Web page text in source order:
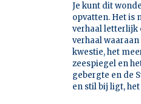
Je kunt dit
opvatten. Het is
verhaal letterlijk
verhaal
kwestie, het
zeespiegel en
gebergte en de
en stil bij ligt,